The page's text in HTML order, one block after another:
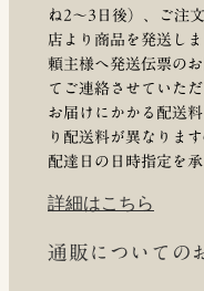
ね2～3日後）、ご注
店より商品を発送し
頼主様へ発送伝票の
てご連絡させていただ
お届けにかかる配送
り配送料が異なりま
配達日の日時指定を承
詳細はこちら
通販についての